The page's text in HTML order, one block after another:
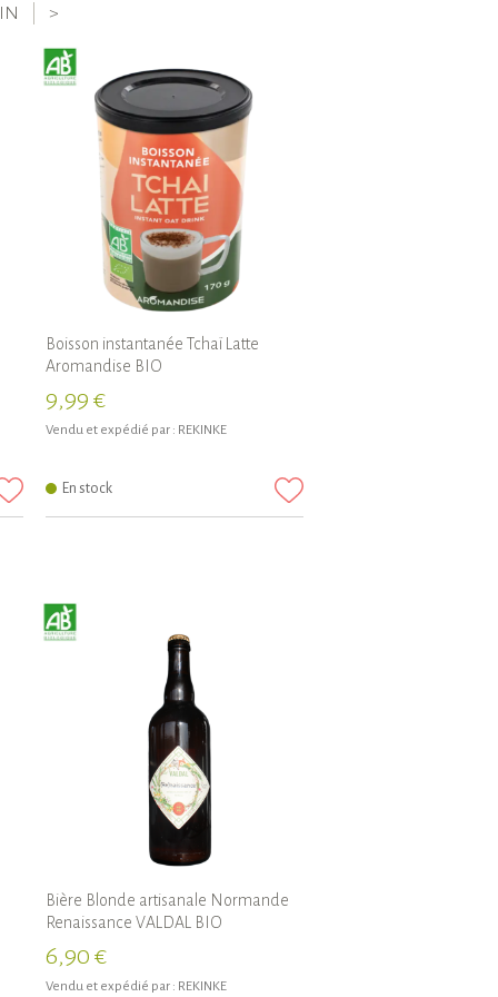
>
Boisson instantanée Tchaï Latte
Aromandise BIO
9,99 €
Vendu et expédié par : REKINKE
En stock
Bière Blonde artisanale Normande
Renaissance VALDAL BIO
6,90 €
Vendu et expédié par : REKINKE